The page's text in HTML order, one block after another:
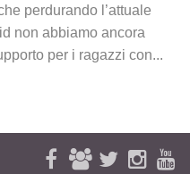
Sessualità e Genitorialità
perdurando l’attuale
non abbiamo ancora
per i ragazzi con...